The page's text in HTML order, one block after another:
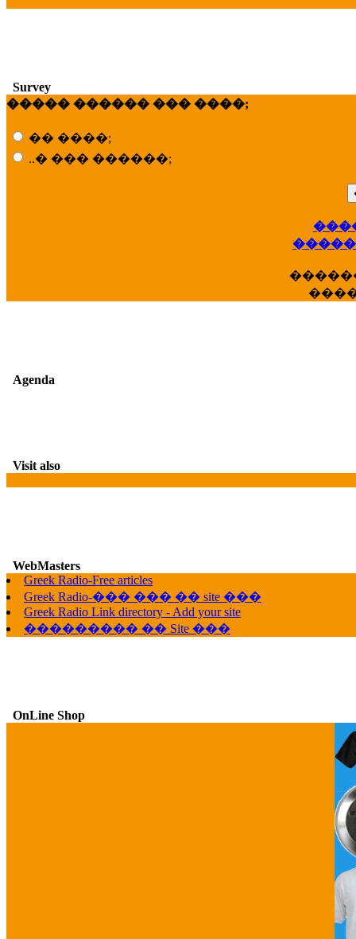
Survey
����� ������ ��� ����;
�� ����;
..� ��� ������;
Agenda
Visit also
WebMasters
Greek Radio-Free articles
Greek Radio-��� ��� �� site ���
Greek Radio Link directory - Add your site
��������� �� Site ���
OnLine Shop